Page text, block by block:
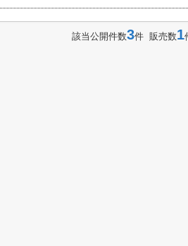
該当公開件数3件 販売数1